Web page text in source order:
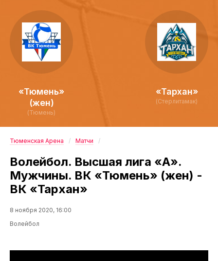
«Тюмень»
(жен)
(Тюмень)
«Тархан»
(Стерлитамак)
Тюменская Арена Матчи
Волейбол. Высшая лига «А».
Мужчины. ВК «Тюмень» (жен) -
ВК «Тархан»
8 ноября 2020, 16:00
Волейбол